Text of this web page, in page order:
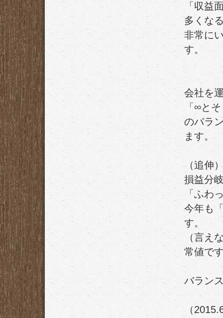
「収益
多くな
非常に
す。
会社を
「∞と
のバラ
ます。
（追伸
損益分
「ふわ
今年も
す。
（言え
常値で
バラン
（